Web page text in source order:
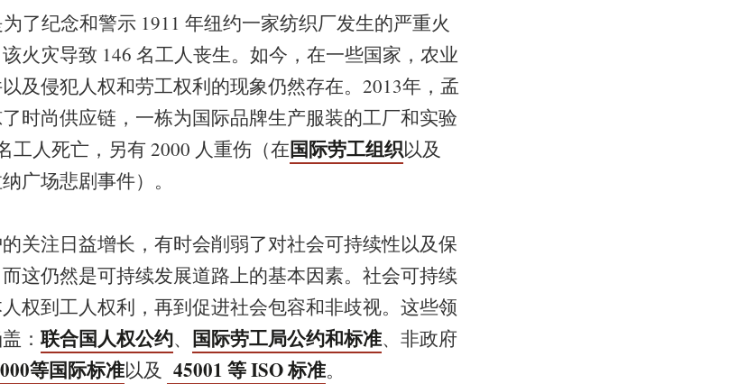
了纪念和警示 1911 年纽约一家纺织厂发生的严重火
火灾导致 146 名工人丧生。如今，在一些国家，农业
及侵犯人权和劳工权利的现象仍然存在。2013年，孟
时尚供应链，一栋为国际品牌生产服装的工厂和实验
工人死亡，另有 2000 人重伤（在国际劳工组织以及
广场悲剧事件）。
关注日益增长，有时会削弱了对社会可持续性以及保
这仍然是可持续发展道路上的基本因素。社会可持续
权到工人权利，再到促进社会包容和非歧视。这些领
： 联合国人权公约、 国际劳工局公约和标准、非政府
等国际标准以及 45001 等 ISO 标准。